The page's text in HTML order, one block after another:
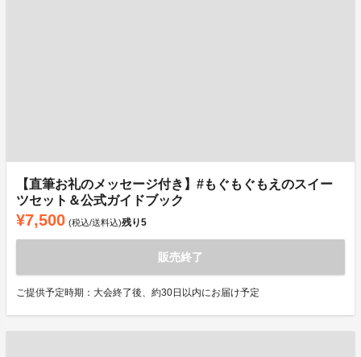
【直筆お礼のメッセージ付き】#もぐもぐもえのスイー
ツセット＆公式ガイドブック
¥7,500 (税込/送料込)残り5
販売終了
ご提供予定時期：大会終了後、約30日以内にお届け予定